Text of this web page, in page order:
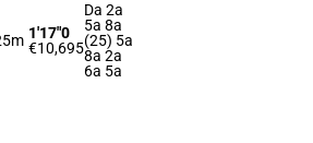
1'17"0
€10,695
Da 2a
5a 8a
(25) 5a
8a 2a
6a 5a